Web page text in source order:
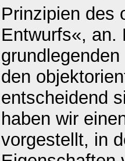
Prinzipien des
Entwurfs«, an.
den
entscheidend
haben wir
vorgestellt, in